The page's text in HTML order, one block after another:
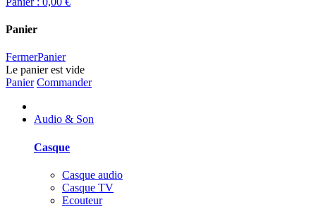
Panier
FermerPanier
Le panier est vide
Panier Commander
Audio & Son
Casque
Casque audio
Casque TV
Ecouteur